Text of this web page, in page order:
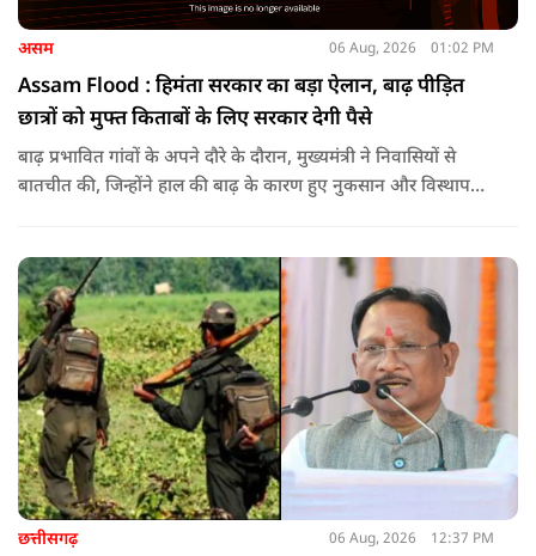
असम 06 Aug, 2026 01:02 PM
Assam Flood : हिमंता सरकार का बड़ा ऐलान, बाढ़ पीड़ित
छात्रों को मुफ्त किताबों के लिए सरकार देगी पैसे
बाढ़ प्रभावित गांवों के अपने दौरे के दौरान, मुख्यमंत्री ने निवासियों से
बातचीत की, जिन्होंने हाल की बाढ़ के कारण हुए नुकसान और विस्थापन
छत्तीसगढ़ 06 Aug, 2026 12:37 PM